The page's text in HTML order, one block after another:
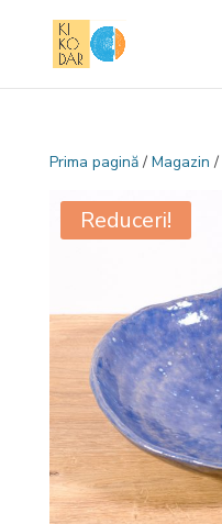
Prima pagină/ Magazin /
Reduceri!